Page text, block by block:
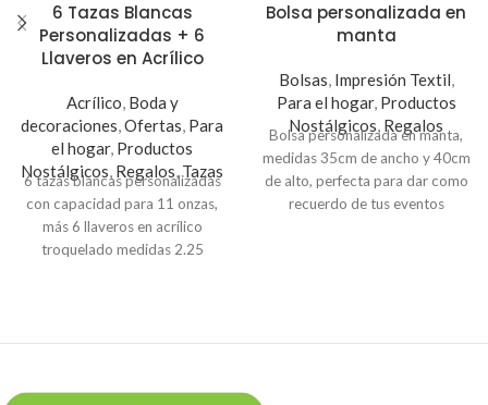
6 Tazas Blancas
Personalizadas + 6
Llaveros en Acrílico
Acrílico, Boda y
decoraciones,Ofertas, Para
el hogar, Productos
Nostálgicos, Regalos,Tazas
6 tazas blancas personalizadas
con capacidad para 11 onzas,
más 6 llaveros en acrílico
troquelado medidas 2.25
Bolsa personalizada en
manta
Bolsas, Impresión Textil,
Para el hogar, Productos
Nostálgicos, Regalos
Bolsa personalizada en manta,
medidas 35cm de ancho y 40cm
de alto, perfecta para dar como
recuerdo de tus eventos